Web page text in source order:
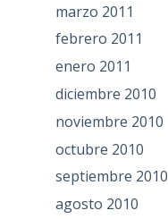
marzo 2011
febrero 2011
enero 2011
diciembre 2010
noviembre 2010
octubre 2010
septiembre 2010
agosto 2010